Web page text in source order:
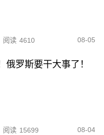
阅读 4610 08-05
俄罗斯要干大事了！
阅读 15699 08-04